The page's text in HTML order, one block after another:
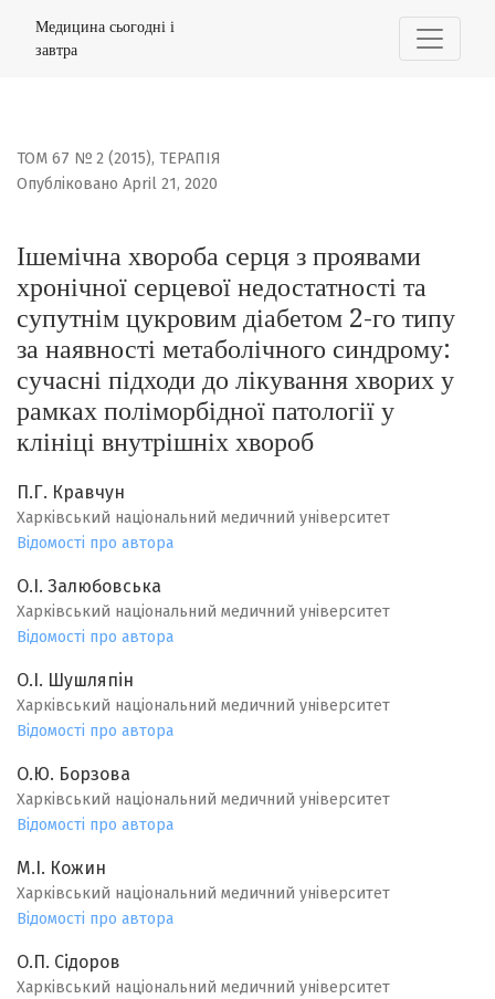
Ішемічна хвороба серця з проявами хронічної
Медицина сьогодні і
завтра
ТОМ 67 № 2 (2015), ТЕРАПІЯ
Ішемічна хвороба серця з проявами
хронічної серцевої недостатності та
супутнім цукровим діабетом 2-го типу
за наявності метаболічного синдрому:
сучасні підходи до лікування хворих у
рамках поліморбідної патології у
клініці внутрішніх хвороб
Опубліковано April 21, 2020
П.Г. Кравчун
Харківський національний медичний університет
Відомості про автора
О.І. Залюбовська
Харківський національний медичний університет
Відомості про автора
О.І. Шушляпін
Харківський національний медичний університет
Відомості про автора
О.Ю. Борзова
Харківський національний медичний університет
Відомості про автора
М.І. Кожин
Харківський національний медичний університет
Відомості про автора
О.П. Сідоров
Харківський національний медичний університет